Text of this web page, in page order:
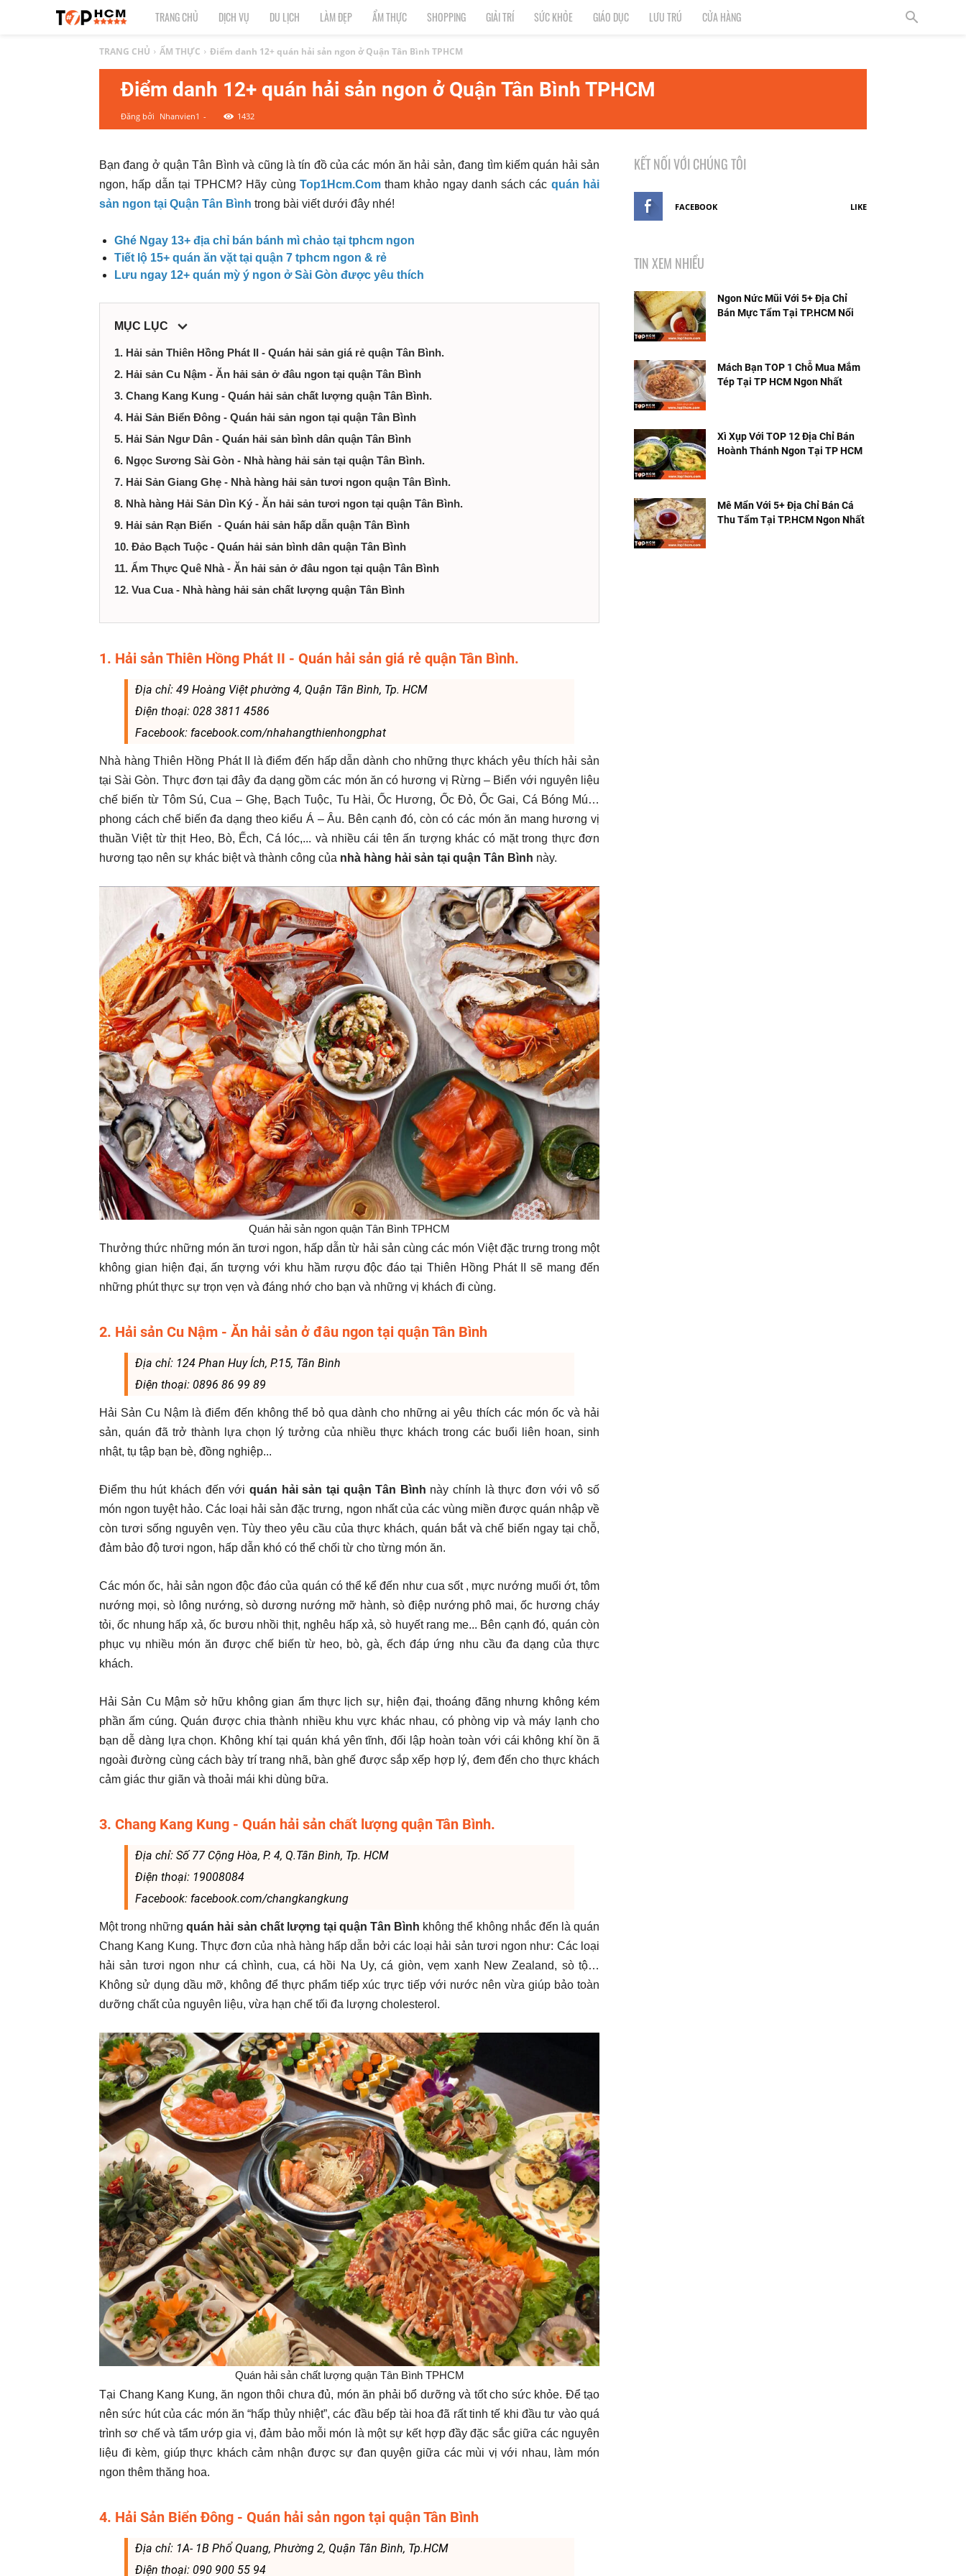
TOP
1
HCM
|
địa
dịch
tại
Thành
phố
Chí
Minh
TRANG CHỦ DỊCH VỤ DU LỊCH LÀM ĐẸP ẨM THỰC SHOPPING GIẢI TRÍ SỨC KHỎE GIÁO DỤC LƯU TRÚ CỬA HÀNG
TRANG CHỦ ẨM THỰC Điểm danh 12+ quán hải sản ngon ở Quận Tân Bình TPHCM
Điểm danh 12+ quán hải sản ngon ở Quận Tân Bình TPHCM
Đăng bởi Nhanvien1 - 1432
Bạn đang ở quận Tân Bình và cũng là tín đồ của các món ăn hải sản, đang tìm kiếm quán hải sản
ngon, hấp dẫn tại TPHCM? Hãy cùng Top1Hcm.Comtham khảo ngay danh sách các quán hải
sản ngon tại Quận Tân Bình trong bài viết dưới đây nhé!
Ghé Ngay 13+ địa chỉ bán bánh mì chảo tại tphcm ngon
Tiết lộ 15+ quán ăn vặt tại quận 7 tphcm ngon & rẻ
Lưu ngay 12+ quán mỳ ý ngon ở Sài Gòn được yêu thích
MỤC LỤC
1. Hải sản Thiên Hồng Phát II - Quán hải sản giá rẻ quận Tân Bình.
2. Hải sản Cu Nậm - Ăn hải sản ở đâu ngon tại quận Tân Bình
3. Chang Kang Kung - Quán hải sản chất lượng quận Tân Bình.
4. Hải Sản Biển Đông - Quán hải sản ngon tại quận Tân Bình
5. Hải Sản Ngư Dân - Quán hải sản bình dân quận Tân Bình
6. Ngọc Sương Sài Gòn - Nhà hàng hải sản tại quận Tân Bình.
7. Hải Sản Giang Ghẹ - Nhà hàng hải sản tươi ngon quận Tân Bình.
8. Nhà hàng Hải Sản Dìn Ký - Ăn hải sản tươi ngon tại quận Tân Bình.
9. Hải sản Rạn Biển - Quán hải sản hấp dẫn quận Tân Bình
10. Đảo Bạch Tuộc - Quán hải sản bình dân quận Tân Bình
11. Ẩm Thực Quê Nhà - Ăn hải sản ở đâu ngon tại quận Tân Bình
12. Vua Cua - Nhà hàng hải sản chất lượng quận Tân Bình
1. Hải sản Thiên Hồng Phát II - Quán hải sản giá rẻ quận Tân Bình.
Địa chỉ: 49 Hoàng Việt phường 4, Quận Tân Bình, Tp. HCM
Điện thoại: 028 3811 4586
Facebook: facebook.com/nhahangthienhongphat
Nhà hàng Thiên Hồng Phát II là điểm đến hấp dẫn dành cho những thực khách yêu thích hải sản
tại Sài Gòn. Thực đơn tại đây đa dạng gồm các món ăn có hương vị Rừng – Biển với nguyên liệu
chế biến từ Tôm Sú, Cua – Ghẹ, Bạch Tuộc, Tu Hài, Ốc Hương, Ốc Đỏ, Ốc Gai, Cá Bóng Mú…
phong cách chế biến đa dạng theo kiểu Á – Âu. Bên cạnh đó, còn có các món ăn mang hương vị
thuần Việt từ thịt Heo, Bò, Ếch, Cá lóc,... và nhiều cái tên ấn tượng khác có mặt trong thực đơn
hương tạo nên sự khác biệt và thành công của nhà hàng hải sản tại quận Tân Bình này.
Quán hải sản ngon quận Tân Bình TPHCM
Thưởng thức những món ăn tươi ngon, hấp dẫn từ hải sản cùng các món Việt đặc trưng trong một
không gian hiện đại, ấn tượng với khu hầm rượu độc đáo tại Thiên Hồng Phát II sẽ mang đến
những phút thực sự trọn vẹn và đáng nhớ cho bạn và những vị khách đi cùng.
2. Hải sản Cu Nậm - Ăn hải sản ở đâu ngon tại quận Tân Bình
Địa chỉ: 124 Phan Huy Ích, P.15, Tân Bình
Điện thoại: 0896 86 99 89
Hải Sản Cu Nậm là điểm đến không thể bỏ qua dành cho những ai yêu thích các món ốc và hải
sản, quán đã trở thành lựa chọn lý tưởng của nhiều thực khách trong các buổi liên hoan, sinh
nhật, tụ tập bạn bè, đồng nghiệp...
Điểm thu hút khách đến với quán hải sản tại quận Tân Bình này chính là thực đơn với vô số
món ngon tuyệt hảo. Các loại hải sản đặc trưng, ngon nhất của các vùng miền được quán nhập về
còn tươi sống nguyên vẹn. Tùy theo yêu cầu của thực khách, quán bắt và chế biến ngay tại chỗ,
đảm bảo độ tươi ngon, hấp dẫn khó có thể chối từ cho từng món ăn.
Các món ốc, hải sản ngon độc đáo của quán có thể kể đến như cua sốt , mực nướng muối ớt, tôm
nướng mọi, sò lông nướng, sò dương nướng mỡ hành, sò điệp nướng phô mai, ốc hương cháy
tỏi, ốc nhung hấp xả, ốc bươu nhồi thịt, nghêu hấp xả, sò huyết rang me... Bên cạnh đó, quán còn
phục vụ nhiều món ăn được chế biến từ heo, bò, gà, ếch đáp ứng nhu cầu đa dạng của thực
khách.
Hải Sản Cu Mậm sở hữu không gian ẩm thực lịch sự, hiện đại, thoáng đãng nhưng không kém
phần ấm cúng. Quán được chia thành nhiều khu vực khác nhau, có phòng vip và máy lạnh cho
bạn dễ dàng lựa chọn. Không khí tại quán khá yên tĩnh, đối lập hoàn toàn với cái không khí ồn ã
ngoài đường cùng cách bày trí trang nhã, bàn ghế được sắp xếp hợp lý, đem đến cho thực khách
cảm giác thư giãn và thoải mái khi dùng bữa.
3. Chang Kang Kung - Quán hải sản chất lượng quận Tân Bình.
Địa chỉ: Số 77 Cộng Hòa, P. 4, Q.Tân Bình, Tp. HCM
Điện thoại: 19008084
Facebook: facebook.com/changkangkung
Một trong nhữngquán hải sản chất lượng tại quận Tân Bình không thể không nhắc đến là quán
Chang Kang Kung. Thực đơn của nhà hàng hấp dẫn bởi các loại hải sản tươi ngon như: Các loại
hải sản tươi ngon như cá chình, cua, cá hồi Na Uy, cá giòn, vẹm xanh New Zealand, sò tộ…
Không sử dụng dầu mỡ, không để thực phẩm tiếp xúc trực tiếp với nước nên vừa giúp bảo toàn
dưỡng chất của nguyên liệu, vừa hạn chế tối đa lượng cholesterol.
Quán hải sản chất lượng quận Tân Bình TPHCM
Tại Chang Kang Kung, ăn ngon thôi chưa đủ, món ăn phải bổ dưỡng và tốt cho sức khỏe. Để tạo
nên sức hút của các món ăn “hấp thủy nhiệt”, các đầu bếp tài hoa đã rất tinh tế khi đầu tư vào quá
trình sơ chế và tẩm ướp gia vị, đảm bảo mỗi món là một sự kết hợp đầy đặc sắc giữa các nguyên
liệu đi kèm, giúp thực khách cảm nhận được sự đan quyện giữa các mùi vị với nhau, làm món
ngon thêm thăng hoa.
4. Hải Sản Biển Đông - Quán hải sản ngon tại quận Tân Bình
Địa chỉ: 1A- 1B Phổ Quang, Phường 2, Quận Tân Bình, Tp.HCM
Điện thoại: 090 900 55 94
KẾT NỐI VỚI CHÚNG TÔI
FACEBOOK LIKE
TIN XEM NHIỀU
Ngon Nức Mũi Với 5+ Địa Chỉ
Bán Mực Tẩm Tại TP.HCM Nổi
Mách Bạn TOP 1 Chỗ Mua Mắm
Tép Tại TP HCM Ngon Nhất
Xì Xụp Với TOP 12 Địa Chỉ Bán
Hoành Thánh Ngon Tại TP HCM
Mê Mẩn Với 5+ Địa Chỉ Bán Cá
Thu Tẩm Tại TP.HCM Ngon Nhất